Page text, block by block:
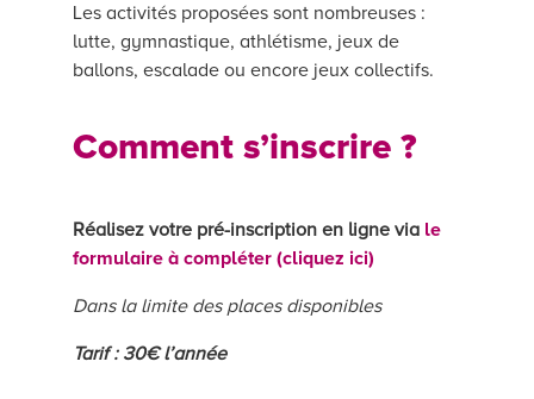
Problématique de santé de l’enfant et/ou
du (des) parent(s) et/ou d’un membre de
durée.
du (des) parent(s) et/ou d’un membre de
la fratrie : attestation bénéficiaire de
l’AEEH ou de l’AAH ou de la PCH enfant
d’invalidité ou carte mobilité inclusion.
Les activités proposées sont nombreuses :
lutte, gymnastique, athlétisme, jeux de
ballons, escalade ou encore jeux collectifs.
Comment s’inscrire ?
Réalisez votre pré-inscription en ligne via le
formulaire à compléter (cliquez ici)
Dans la limite des places disponibles
Tarif : 30€ l’année